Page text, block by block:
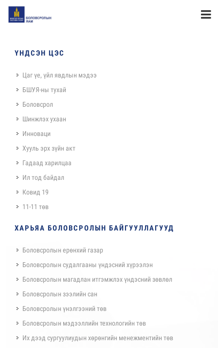
ҮНДСЭН ЦЭС
Цаг үе, үйл явдлын мэдээ
БШУЯ-ны тухай
Боловсрол
Шинжлэх ухаан
Инноваци
Хууль эрх зүйн акт
Гадаад харилцаа
Ил тод байдал
Ковид 19
11-11 төв
ХАРЬЯА БОЛОВСРОЛЫН БАЙГУУЛЛАГУУД
Боловсролын ерөнхий газар
Боловсролын судалгааны үндэсний хүрээлэн
Боловсролын магадлан итгэмжлэх үндэсний зөвлөл
Боловсролын зээлийн сан
Боловсролын үнэлгээний төв
Боловсролын мэдээллийн технологийн төв
Их дээд сургуулиудын хөрөнгийн менежментийн төв